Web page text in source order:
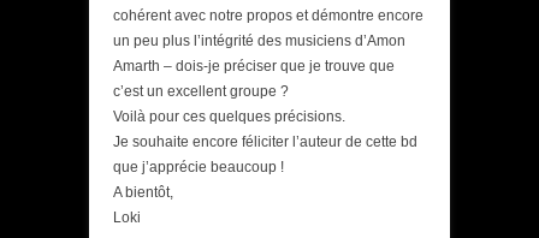
cohérent avec notre propos et démontre encore
un peu plus l’intégrité des musiciens d’Amon
Amarth – dois-je préciser que je trouve que
c’est un excellent groupe ?
Voilà pour ces quelques précisions.
Je souhaite encore féliciter l’auteur de cette bd
que j’apprécie beaucoup !
A bientôt,
Loki